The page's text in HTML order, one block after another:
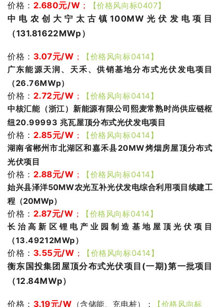
价格： 2.680元/W ；
【价格风向标0407】
中电农创大宁太古镇100MW光伏发电项目
（131.81622MWp）
价格： 3.07元/W ；
【价格风向标0414】
广东能源天润、天禾、供销基地分布式光伏发电项目
（26.76MWp）
价格： 2.72元/W ；
【价格风向标0414】
中核汇能（浙江）新能源有限公司熙麦常熟时尚供应链枢
纽20.99993 兆瓦屋顶分布式光伏发电项目
价格： 2.85元/W ；
【价格风向标0414】
湖南省郴州市北湖区和嘉禾县20MW烤烟房屋顶分布式
光伏项目
价格： 2.88元/W ；
【价格风向标0414】
始兴县泽洋50MW农光互补光伏发电综合利用项目续建工
程（20MWp）
价格： 2.87元/W ；
【价格风向标0414】
长治高新区锂电产业园制造基地屋顶光伏项目
（13.49212MWp）
价格： 3.55元/W ；
【价格风向标0414】
衡东国投集团屋顶分布式光伏项目(一期)第一批项目
（12.84MWp）
价格： 3.19元/W （含储能、充电桩）； 【价格风向标